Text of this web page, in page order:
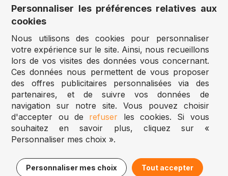
17,95€ Ajouter au panier
Nos sites
Autriche :www.puzzle.at
Belgique :www.puzzle.be
Royaume Uni :
www.jigsawpuzzle.co.uk
Accès revendeurs / détaillants
Vous avez un magasin ?
Vous souhaitez accéder à nos prix revendeurs ?
Puzzle.be 2025
Personnaliser les préférences relatives aux
cookies
Nous utilisons des cookies pour personnaliser
votre expérience sur le site. Ainsi, nous recueillons
lors de vos visites des données vous concernant.
Ces données nous permettent de vous proposer
des offres publicitaires personnalisées via des
partenaires, et de suivre vos données de
navigation sur notre site. Vous pouvez choisir
d'accepter ou de refuser les cookies. Si vous
souhaitez en savoir plus, cliquez sur «
Personnaliser mes choix ».
Personnaliser mes choix Tout accepter